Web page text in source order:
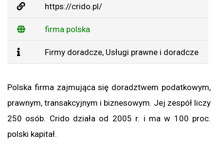
https://crido.pl/
firma polska
Firmy doradcze, Usługi prawne i doradcze
Polska firma zajmująca się doradztwem podatkowym,
prawnym, transakcyjnym i biznesowym. Jej zespół liczy
250 osób. Crido działa od 2005 r. i ma w 100 proc.
polski kapitał.